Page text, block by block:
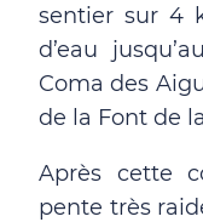
sentier sur 4
d’eau
Coma des
de la Font de
Après cette
pente très